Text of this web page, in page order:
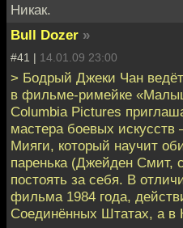
Никак.
Bull Dozer »
#41 | 14.01.09 23:00
> Бодрый Джеки Чан
в фильме-римейке
Columbia Pictures
мастера боевых искусств
Мияги, который научит
паренька (Джейден Смит,
постоять за себя. В
фильма 1984 года,
Соединённых Штатах, а в